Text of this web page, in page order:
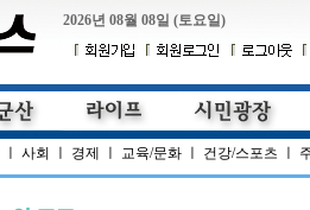
2026년 08월 08일 (토요일)
사회 경제 교육/문화 건강/스포츠